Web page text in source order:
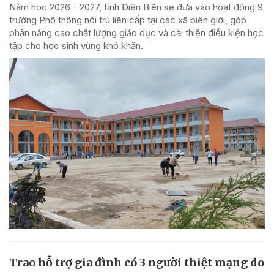
Năm học 2026 - 2027, tỉnh Điện Biên sẽ đưa vào hoạt động 9
trường Phổ thông nội trú liên cấp tại các xã biên giới, góp
phần nâng cao chất lượng giáo dục và cải thiện điều kiện học
tập cho học sinh vùng khó khăn.
Trao hỗ trợ gia đình có 3 người thiệt mạng do